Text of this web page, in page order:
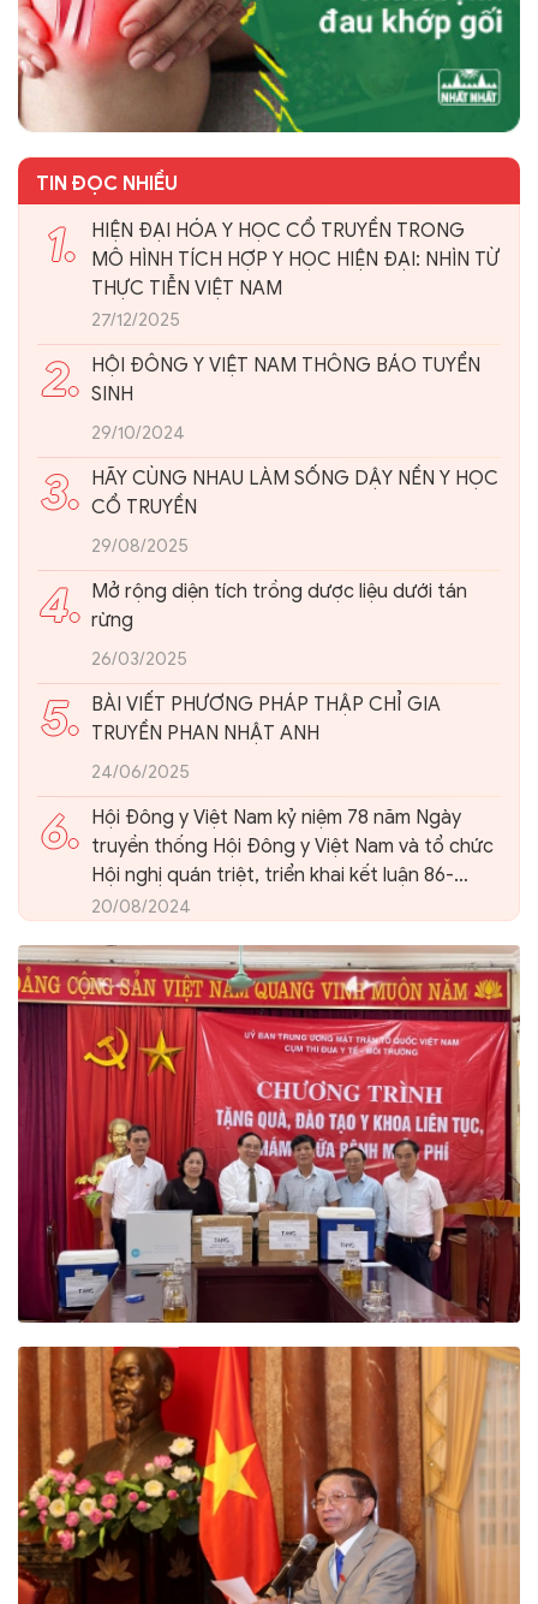
TIN ĐỌC NHIỀU
1.
HIỆN ĐẠI HÓA Y HỌC CỔ TRUYỀN TRONG
MÔ HÌNH TÍCH HỢP Y HỌC HIỆN ĐẠI: NHÌN TỪ
THỰC TIỄN VIỆT NAM
27/12/2025
2. HỘI ĐÔNG Y VIỆT NAM THÔNG BÁO TUYỂN
SINH
29/10/2024
3. HÃY CÙNG NHAU LÀM SỐNG DẬY NỀN Y HỌC
CỔ TRUYỀN
29/08/2025
4. Mở rộng diện tích trồng dược liệu dưới tán
rừng
26/03/2025
5. BÀI VIẾT PHƯƠNG PHÁP THẬP CHỈ GIA
TRUYỀN PHAN NHẬT ANH
24/06/2025
6. Hội Đông y Việt Nam kỷ niệm 78 năm Ngày
truyền thống Hội Đông y Việt Nam và tổ chức
Hội nghị quán triệt, triển khai kết luận 86-
KL/TW của Ban Bí thư Trung ương Đảng về
Hội Đông y Việt Nam trong giai đoạn mới.
20/08/2024